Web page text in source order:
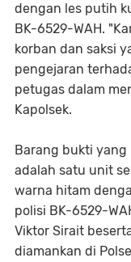
dengan les putih
BK-6529-WAH.
korban dan saksi
pengejaran
petugas dalam
Kapolsek.
Barang bukti yang
adalah satu unit
warna hitam
polisi BK-6529-
Viktor Sirait
diamankan di